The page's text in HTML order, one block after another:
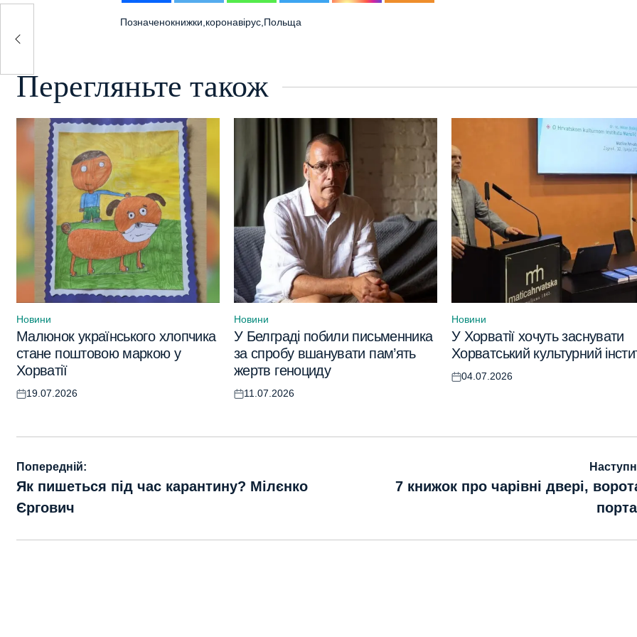
Позначенокнижки коронавірус Польща
Перегляньте також
Опублікувати
у
Новини
Малюнок українського хлопчика
стане поштовою маркою у
Хорватії
Оприлюднено
19.07.2026
Опублікувати
у
Новини
У Белграді побили письменника
за спробу вшанувати пам’ять
жертв геноциду
Оприлюднено
11.07.2026
Опублікувати
у
Новини
У Хорватії хочуть заснувати
Хорватський культурний
Оприлюднено
04.07.2026
Навігація
записів
Попередній:
Як пишеться під час карантину? Мілєнко
Єргович
7 книжок про чарівні двері,